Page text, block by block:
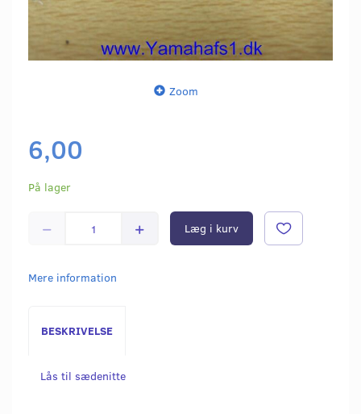
Zoom
6,00
På lager
Læg i kurv
Mere information
BESKRIVELSE
Lås til sædenitte